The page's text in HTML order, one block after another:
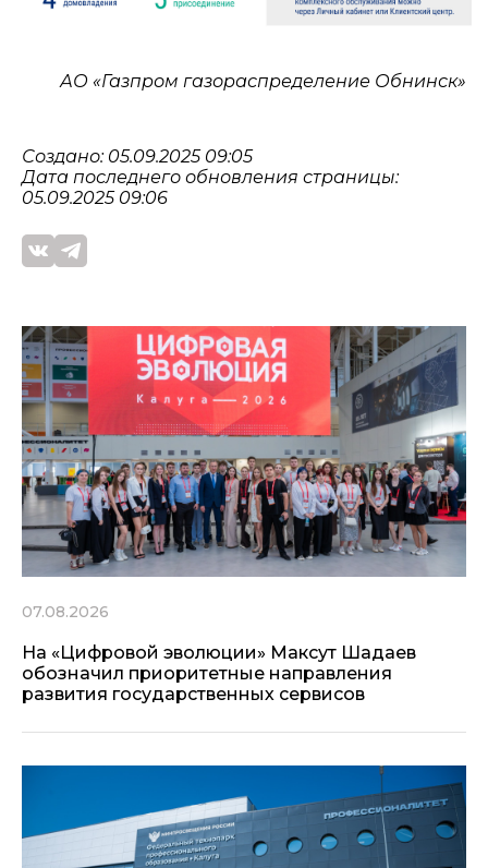
АО «Газпром газораспределение Обнинск»
Создано: 05.09.2025 09:05
Дата последнего обновления страницы:
05.09.2025 09:06
07.08.2026
На «Цифровой эволюции» Максут Шадаев
обозначил приоритетные направления
развития государственных сервисов